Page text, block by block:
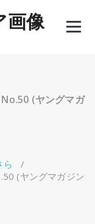
画像
(ヤングマガ
ら
/
(ヤングマガジン